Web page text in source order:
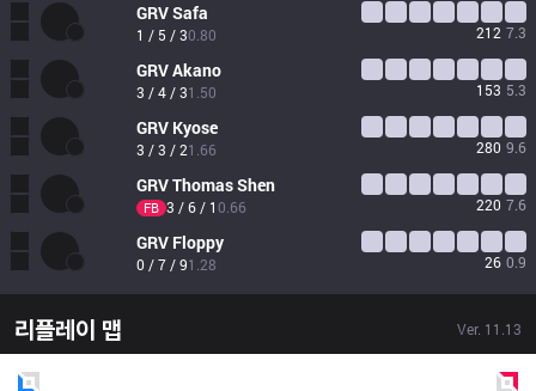
GRVSafa
1 / 5 / 30.80 212 7.3
GRVAkano
3 / 4 / 31.50 153 5.3
GRV Kyose
3 / 3 / 21.66 280 9.6
GRVThomas Shen
FB 3 / 6 / 10.66 220 7.6
GRV Floppy
0 / 7 / 91.28 26 0.9
리플레이 맵 Ver. 11.13